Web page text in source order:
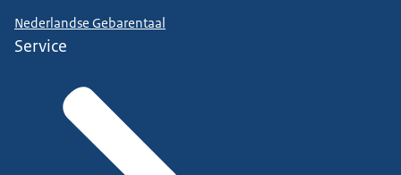
Nederlandse Gebarentaal
Service